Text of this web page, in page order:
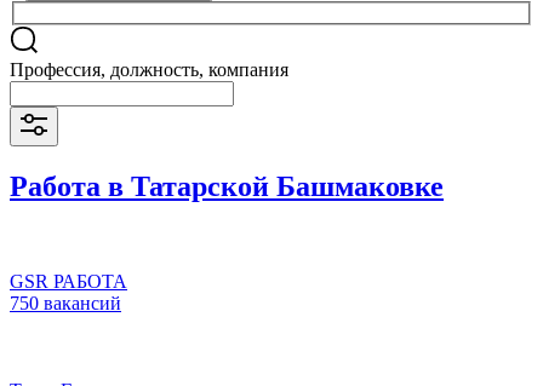
Профессия, должность, компания
Работа в Татарской Башмаковке
GSR РАБОТА
750 вакансий